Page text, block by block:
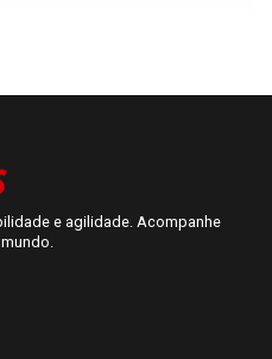
e agilidade. Acompanhe